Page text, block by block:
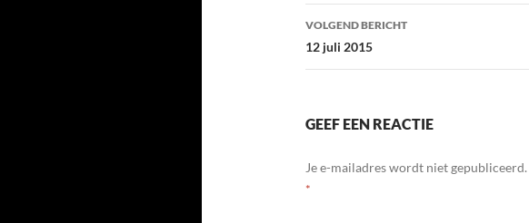
VOLGEND BERICHT
12 juli 2015
GEEF EEN REACTIE
Je e-mailadres wordt niet gepubliceerd.
*